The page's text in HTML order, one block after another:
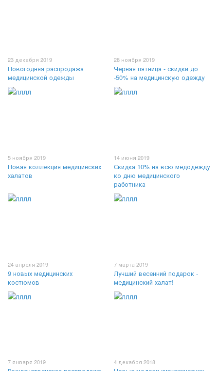
23 декабря 2019
Новогодняя распродажа
медицинской одежды
28 ноября 2019
Черная пятница - скидки до
-50% на медицинскую одежду
5 ноября 2019
Новая коллекция медицинских
халатов
14 июня 2019
Скидка 10% на всю медодежду
ко дню медицинского
работника
24 апреля 2019
9 новых медицинских
костюмов
7 марта 2019
Лучший весенний подарок -
медицинский халат!
7 января 2019 4 декабря 2018